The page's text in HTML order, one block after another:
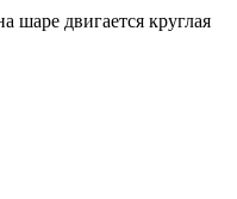
шаре двигается круглая